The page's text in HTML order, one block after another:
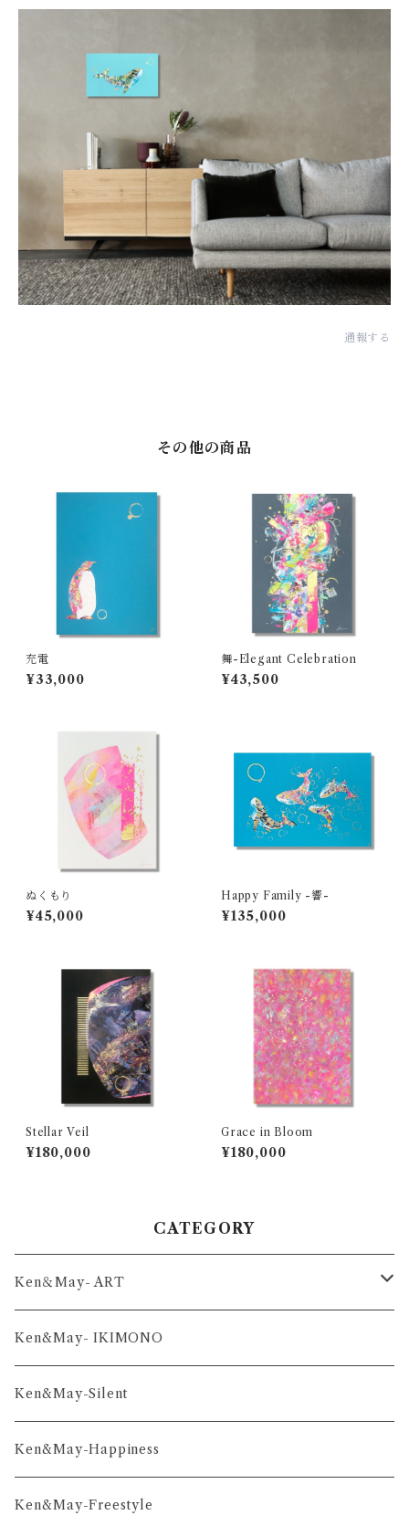
通報する
その他の商品
充電
¥33,000
舞-Elegant Celebration
¥43,500
ぬくもり
¥45,000
Happy Family -響-
¥135,000
Stellar Veil
¥180,000
Grace in Bloom
¥180,000
CATEGORY
Ken＆May- ART
舞-series
凛-series
雅-series
和-series
Ken&May- IKIMONO
Ken&May-Silent
Ken&May-Happiness
Ken&May-Freestyle